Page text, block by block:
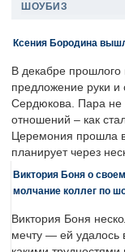
ШОУБИЗ
Ксения Бородина
В декабре
предложение руки и
Сердюкова. Пара не
отношений – как
Церемония прошла в
планирует через
Виктория Боня о
молчание коллег по
Виктория Боня
мечту — ей удалось